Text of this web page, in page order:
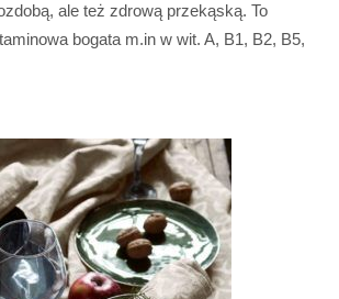
ale też zdrową przekąską. To
bogata m.in w wit. A, B1, B2, B5,